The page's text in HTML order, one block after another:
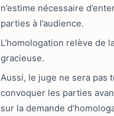
n’estime nécessaire
parties à l’audience.
L’homologation relève de
gracieuse.
Aussi, le juge ne sera pas
convoquer les parties
sur la demande